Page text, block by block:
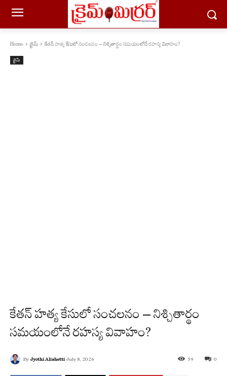
Home క్రైమ్ కేతన్ హత్య కేసులో సంచలనం – నిశ్చితార్థం సమయంలోనే రహస్య వివాహం?
క్రైమ్
కేతన్ హత్య కేసులో సంచలనం – నిశ్చితార్థం
సమయంలోనే రహస్య వివాహం?
By Jyothi Alishetti July 8, 2026 0
59